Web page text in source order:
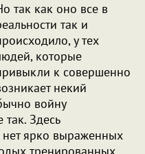
так как оно все в
так и
у тех
которые
к совершенно
некий
войну
Здесь
нет ярко выраженных